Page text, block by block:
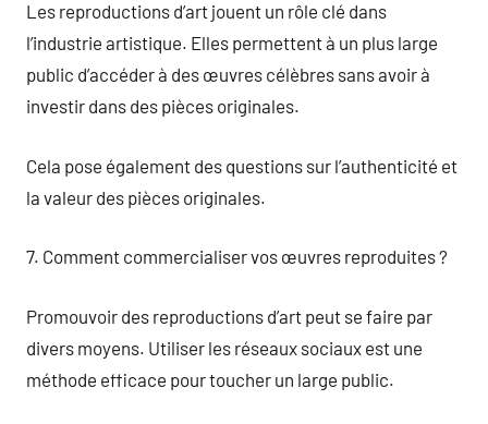
Les reproductions d’art jouent un rôle clé dans
l’industrie artistique. Elles permettent à un plus large
public d’accéder à des œuvres célèbres sans avoir à
investir dans des pièces originales.
Cela pose également des questions sur l’authenticité et
la valeur des pièces originales.
7. Comment commercialiser vos œuvres reproduites ?
Promouvoir des reproductions d’art peut se faire par
divers moyens. Utiliser les réseaux sociaux est une
méthode efficace pour toucher un large public.